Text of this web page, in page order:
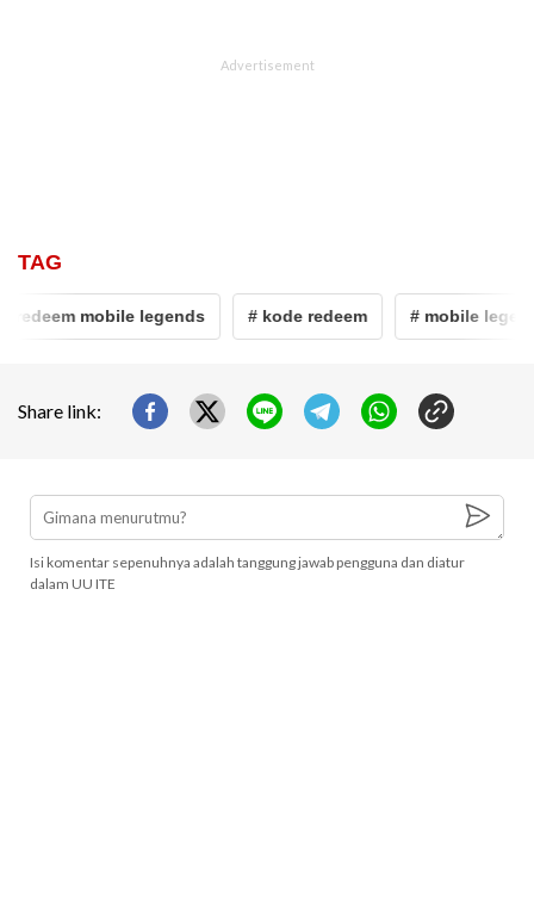
TAG
mobile legends # kode redeem # mobile legends
Share link:
Isi komentar sepenuhnya adalah tanggung jawab pengguna dan diatur
dalam UU ITE